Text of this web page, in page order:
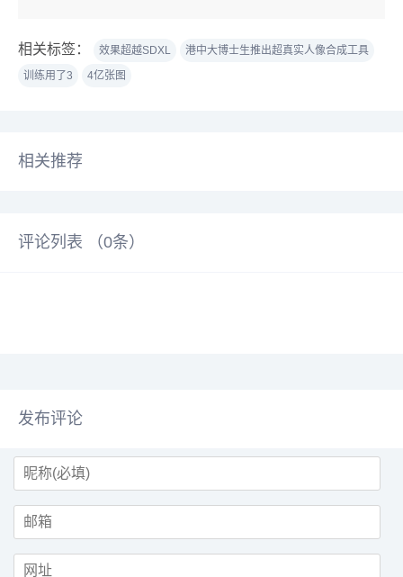
相关标签： 效果超越SDXL
港中大博士生推出超真实人像合成工具
训练用了3
4亿张图
相关推荐
评论列表 （0条）
发布评论